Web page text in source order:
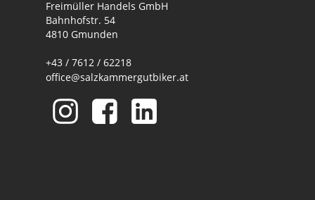
Freimüller Handels GmbH
Bahnhofstr. 54
4810 Gmunden
+43 / 7612 / 62218
office@salzkammergutbiker.at